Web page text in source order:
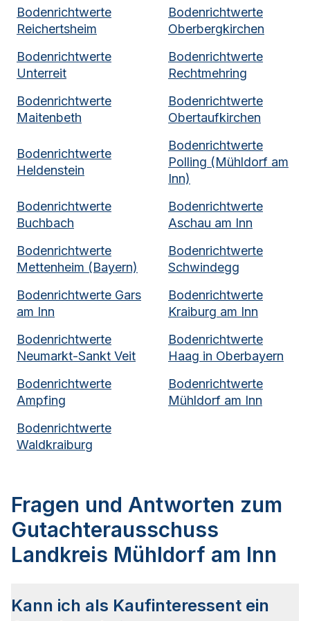
Bodenrichtwerte
Reichertsheim
Bodenrichtwerte
Oberbergkirchen
Bodenrichtwerte
Unterreit
Bodenrichtwerte
Rechtmehring
Bodenrichtwerte
Maitenbeth
Bodenrichtwerte
Obertaufkirchen
Bodenrichtwerte
Heldenstein
Bodenrichtwerte
Polling (Mühldorf am
Inn)
Bodenrichtwerte
Buchbach
Bodenrichtwerte
Aschau am Inn
Bodenrichtwerte
Mettenheim (Bayern)
Bodenrichtwerte
Schwindegg
Bodenrichtwerte Gars
am Inn
Bodenrichtwerte
Kraiburg am Inn
Bodenrichtwerte
Neumarkt-Sankt Veit
Bodenrichtwerte
Haag in Oberbayern
Bodenrichtwerte
Ampfing
Bodenrichtwerte
Mühldorf am Inn
Bodenrichtwerte
Waldkraiburg
Fragen und Antworten zum
Gutachterausschuss
Landkreis Mühldorf am Inn
Kann ich als Kaufinteressent ein